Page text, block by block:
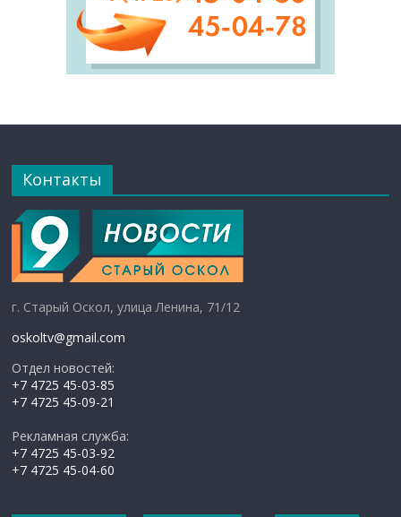
Контакты
г. Старый Оскол, улица Ленина, 71/12
oskoltv@gmail.com
Отдел новостей:
+7 4725 45-03-85
+7 4725 45-09-21
Рекламная служба:
+7 4725 45-03-92
+7 4725 45-04-60